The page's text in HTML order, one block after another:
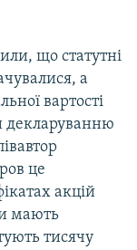
що статутні
а
вартості
декларуванню
це
акцій
мають
тисячу